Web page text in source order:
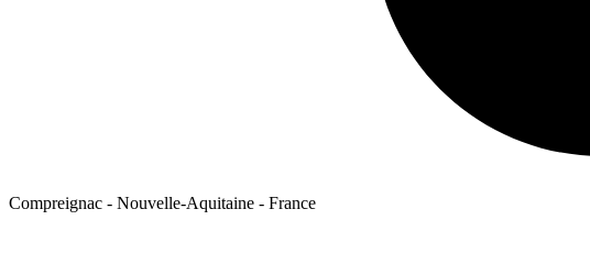
Compreignac - Nouvelle-Aquitaine - France